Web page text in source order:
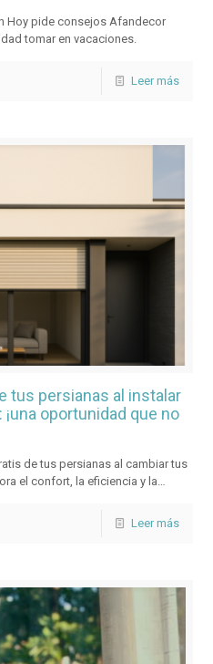
Hoy pide consejos Afandecor
tomar en vacaciones.
Leer más
tus persianas al instalar
oportunidad que no
de tus persianas al cambiar tus
el confort, la eficiencia y la
Leer más